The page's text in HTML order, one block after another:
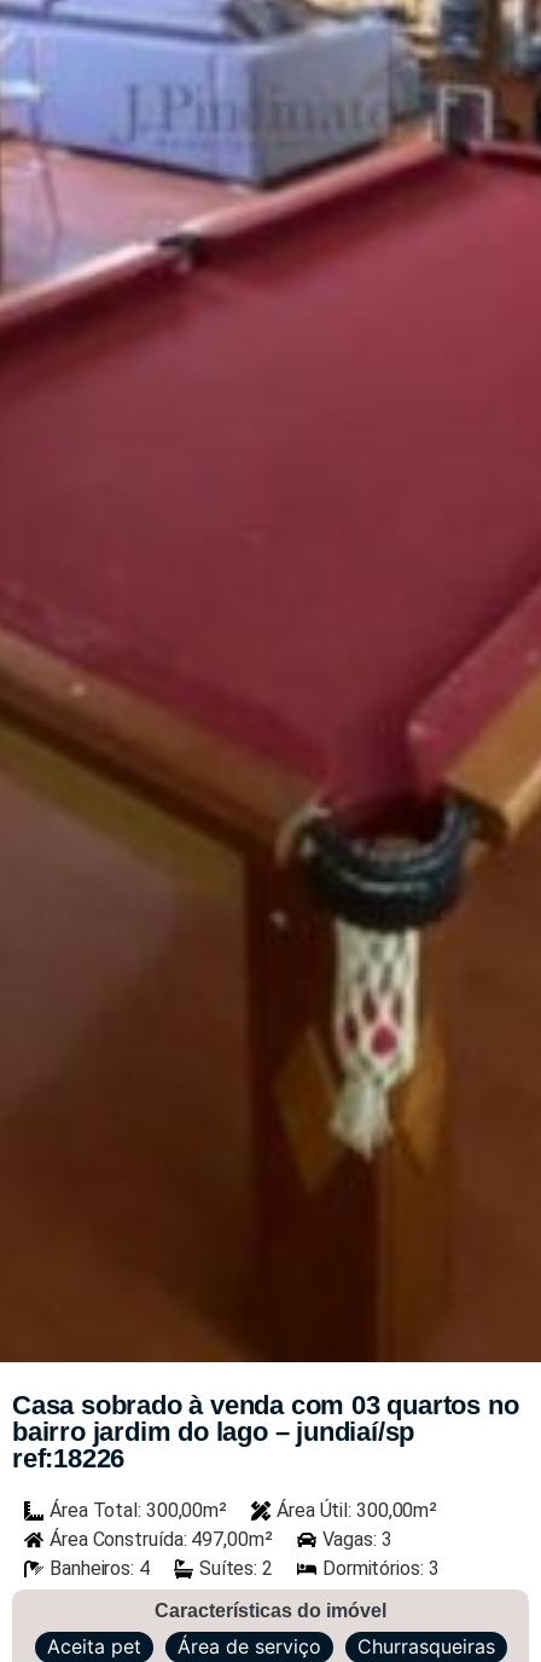
Casa sobrado à venda com 03 quartos no
bairro jardim do lago – jundiaí/sp
ref:18226
Área Total: 300,00m²
Área Útil: 300,00m²
Área Construída: 497,00m²
Vagas: 3
Banheiros: 4
Suítes: 2 Dormitórios: 3
Características do imóvel
Aceita pet Área de serviço Churrasqueiras